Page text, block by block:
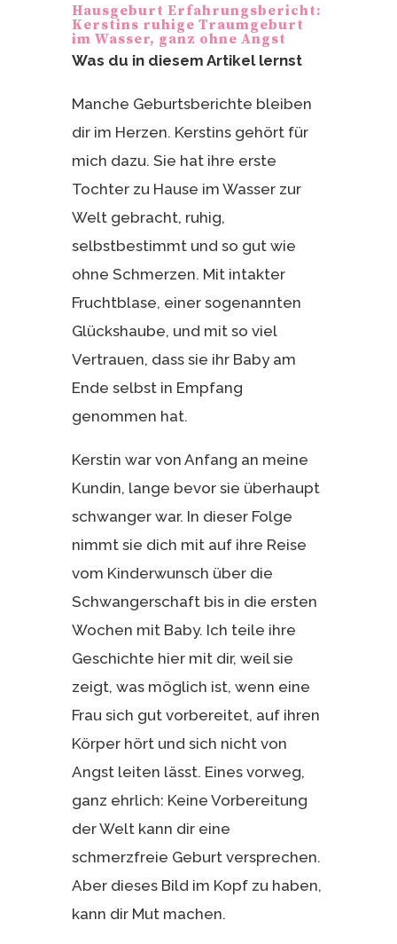
st
Hausgeburt Erfahrungsbericht:
Kerstins ruhige Traumgeburt
im Wasser, ganz ohne Angst
Was du in diesem Artikel lernst
Manche Geburtsberichte bleiben
dir im Herzen. Kerstins gehört für
mich dazu. Sie hat ihre erste
Tochter zu Hause im Wasser zur
Welt gebracht, ruhig,
selbstbestimmt und so gut wie
ohne Schmerzen. Mit intakter
Fruchtblase, einer sogenannten
Glückshaube, und mit so viel
Vertrauen, dass sie ihr Baby am
Ende selbst in Empfang
genommen hat.
Kerstin war von Anfang an meine
Kundin, lange bevor sie überhaupt
schwanger war. In dieser Folge
nimmt sie dich mit auf ihre Reise
vom Kinderwunsch über die
Schwangerschaft bis in die ersten
Wochen mit Baby. Ich teile ihre
Geschichte hier mit dir, weil sie
zeigt, was möglich ist, wenn eine
Frau sich gut vorbereitet, auf ihren
Körper hört und sich nicht von
Angst leiten lässt. Eines vorweg,
ganz ehrlich: Keine Vorbereitung
der Welt kann dir eine
schmerzfreie Geburt versprechen.
Aber dieses Bild im Kopf zu haben,
kann dir Mut machen.